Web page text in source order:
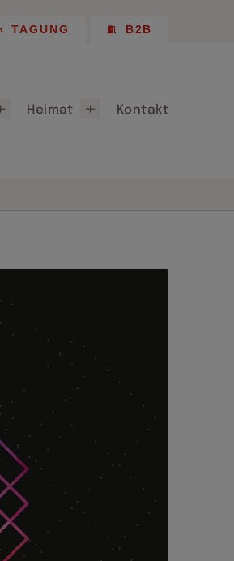
TAGUNG B2B
Heimat
& Sponsoring
Kontakt